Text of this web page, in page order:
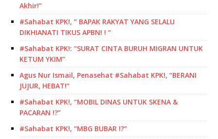
Akhir!”
#Sahabat KPK!, ” BAPAK RAKYAT YANG SELALU
DIKHIANATI TIKUS APBN! ! “
#Sahabat KPK!: “SURAT CINTA BURUH MIGRAN UNTUK
KETUM YKIM”
Agus Nur Ismail, Penasehat #Sahabat KPK!, “BERANI
JUJUR, HEBAT!”
#Sahabat KPK!, “MOBIL DINAS UNTUK SKENA &
PACARAN !?”
#Sahabat KPK!, “MBG BUBAR !?”